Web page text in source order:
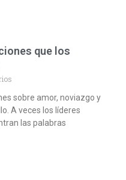
que los
sobre amor, noviazgo y
A veces los líderes
las palabras